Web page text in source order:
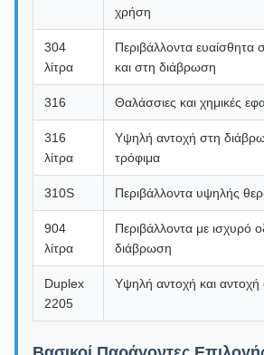
χρήση
304
λίτρα
Περιβάλλοντα ευαίσθητα
και στη διάβρωση
316 Θαλάσσιες και χημικές
316
λίτρα
Υψηλή αντοχή στη
τρόφιμα
310S Περιβάλλοντα υψηλής
904
λίτρα
Περιβάλλοντα με ισχυρό
διάβρωση
Duplex
2205
Υψηλή αντοχή και αντοχή